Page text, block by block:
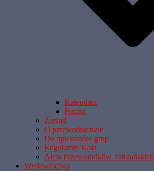
Kalendarz
Poczta
Zarząd
O przewodnictwie
Do opiekunów grup
Regulamin Koła
Aleja Przewodników Tatrzańskich
Wydawnictwa